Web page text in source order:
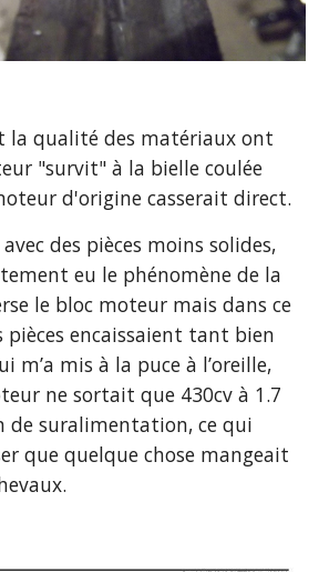
la qualité des matériaux ont
"survit" à la bielle coulée
d'origine casserait direct.
des pièces moins solides,
eu le phénomène de la
le bloc moteur mais dans ce
pièces encaissaient tant bien
m’a mis à la puce à l’oreille,
ne sortait que 430cv à 1.7
de suralimentation, ce qui
que quelque chose mangeait